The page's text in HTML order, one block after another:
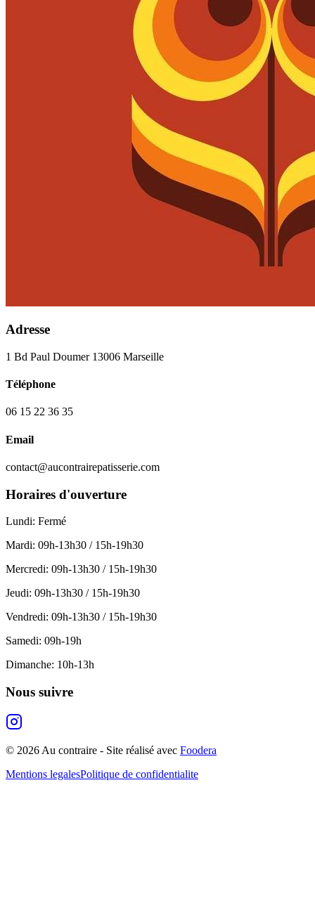
Adresse
1 Bd Paul Doumer 13006 Marseille
Téléphone
06 15 22 36 35
Email
contact@aucontrairepatisserie.com
Horaires d'ouverture
Lundi: Fermé
Mardi: 09h-13h30 / 15h-19h30
Mercredi: 09h-13h30 / 15h-19h30
Jeudi: 09h-13h30 / 15h-19h30
Vendredi: 09h-13h30 / 15h-19h30
Samedi: 09h-19h
Dimanche: 10h-13h
Nous suivre
© 2026 Au contraire - Site réalisé avec Foodera
Mentions legalesPolitique de confidentialite